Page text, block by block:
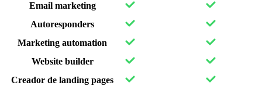
Email marketing
Autoresponders
Marketing automation
Website builder
Creador de landing pages